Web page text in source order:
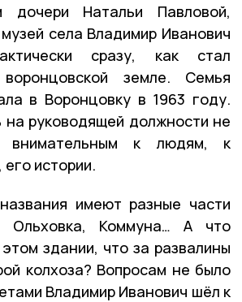
дочери Натальи Павловой,
села Владимир Иванович
сразу, как стал
земле. Семья
в Воронцовку в 1963 году.
на руководящей должности не
внимательным к людям, к
истории.
имеют разные части
Ольховка, Коммуна… А что
здании, что за развалины
колхоза? Вопросам не было
Владимир Иванович шёл к